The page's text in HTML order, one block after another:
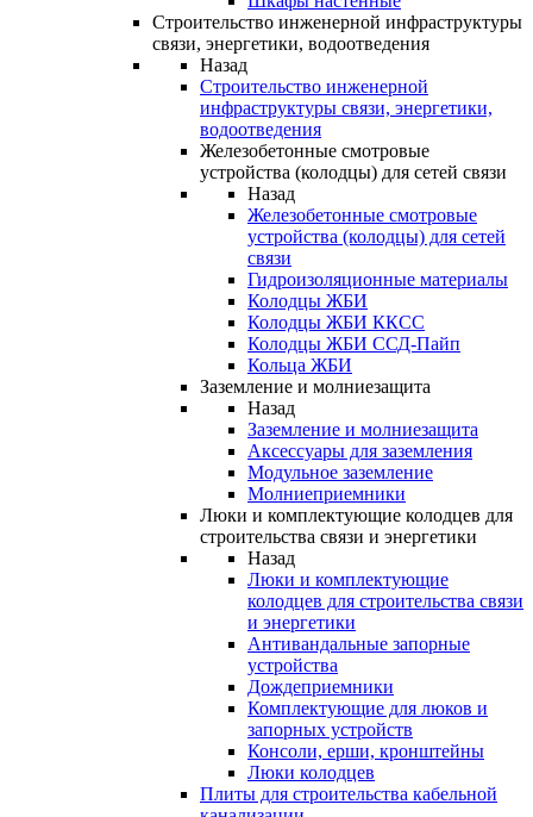
Строительство инженерной инфраструктуры
связи, энергетики, водоотведения
Назад
Строительство инженерной
инфраструктуры связи, энергетики,
водоотведения
Железобетонные смотровые
устройства (колодцы) для сетей связи
Назад
Железобетонные смотровые
устройства (колодцы) для сетей
связи
Гидроизоляционные материалы
Колодцы ЖБИ
Колодцы ЖБИ ККСС
Колодцы ЖБИ ССД-Пайп
Кольца ЖБИ
Заземление и молниезащита
Назад
Заземление и молниезащита
Аксессуары для заземления
Модульное заземление
Молниеприемники
Люки и комплектующие колодцев для
строительства связи и энергетики
Назад
Люки и комплектующие
колодцев для строительства связи
и энергетики
Антивандальные запорные
устройства
Дождеприемники
Комплектующие для люков и
запорных устройств
Консоли, ерши, кронштейны
Люки колодцев
Плиты для строительства кабельной